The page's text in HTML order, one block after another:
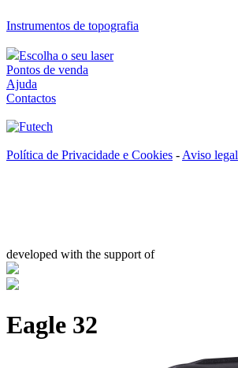
Instrumentos de topografia
Escolha o seu laser
Pontos de venda
Ajuda
Contactos
Política de Privacidade e Cookies - Aviso legal
developed with the support of
Eagle 32